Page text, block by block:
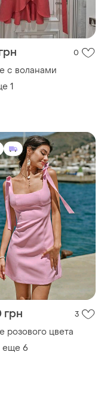
0
с воланами
1
грн 3
розового цвета
еще 6